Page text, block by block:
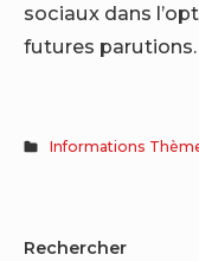
sociaux dans
futures parutions.
Informations
Sidebar
Rechercher